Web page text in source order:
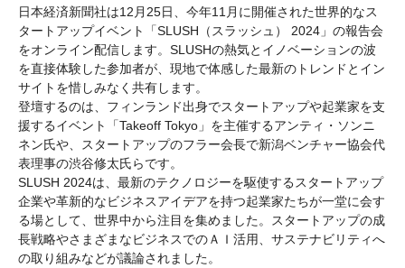
日本経済新聞社は12月25日、今年11月に開催された世界的なス
タートアップイベント「SLUSH（スラッシュ） 2024」の報告会
をオンライン配信します。SLUSHの熱気とイノベーションの波
を直接体験した参加者が、現地で体感した最新のトレンドとイン
サイトを惜しみなく共有します。
登壇するのは、フィンランド出身でスタートアップや起業家を支
援するイベント「Takeoff Tokyo」を主催するアンティ・ソンニ
ネン氏や、スタートアップのフラー会長で新潟ベンチャー協会代
表理事の渋谷修太氏らです。
SLUSH 2024は、最新のテクノロジーを駆使するスタートアップ
企業や革新的なビジネスアイデアを持つ起業家たちが一堂に会す
る場として、世界中から注目を集めました。スタートアップの成
長戦略やさまざまなビジネスでのＡＩ活用、サステナビリティへ
の取り組みなどが議論されました。